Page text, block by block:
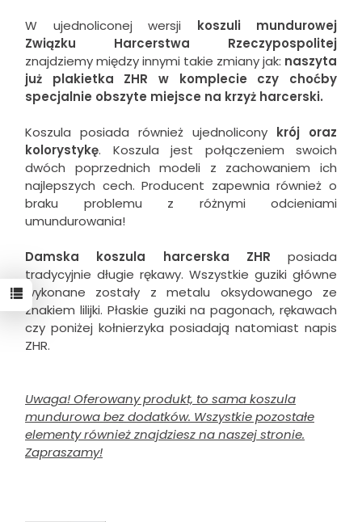
W ujednoliconej wersji koszuli mundurowej
Związku Harcerstwa Rzeczypospolitej
znajdziemy między innymi takie zmiany jak: naszyta
już plakietka ZHR w komplecie czy choćby
specjalnie obszyte miejsce na krzyż harcerski.
Koszula posiada również ujednolicony krój oraz
kolorystykę. Koszula jest połączeniem swoich
dwóch poprzednich modeli z zachowaniem ich
najlepszych cech. Producent zapewnia również o
braku problemu z różnymi odcieniami
umundurowania!
Damska koszula harcerska ZHR posiada
tradycyjnie długie rękawy. Wszystkie guziki główne
wykonane zostały z metalu oksydowanego ze
znakiem lilijki. Płaskie guziki na pagonach, rękawach
czy poniżej kołnierzyka posiadają natomiast napis
ZHR.
Uwaga! Oferowany produkt, to sama koszula
mundurowa bez dodatków. Wszystkie pozostałe
elementy również znajdziesz na naszej stronie.
Zapraszamy!